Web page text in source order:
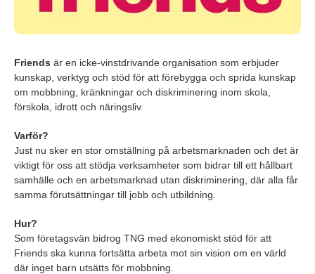
Friends är en icke-vinstdrivande organisation som erbjuder
kunskap, verktyg och stöd för att förebygga och sprida kunskap
om mobbning, kränkningar och diskriminering inom skola,
förskola, idrott och näringsliv.
Varför?
Just nu sker en stor omställning på arbetsmarknaden och det är
viktigt för oss att stödja verksamheter som bidrar till ett hållbart
samhälle och en arbetsmarknad utan diskriminering, där alla får
samma förutsättningar till jobb och utbildning.
Hur?
Som företagsvän bidrog TNG med ekonomiskt stöd för att
Friends ska kunna fortsätta arbeta mot sin vision om en värld
där inget barn utsätts för mobbning.